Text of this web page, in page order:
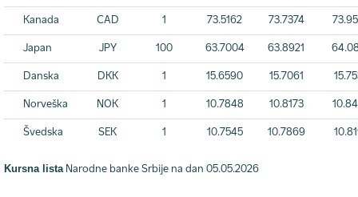
Kanada CAD 1 73.5162 73.7374
Japan JPY 100 63.7004 63.8921
Danska DKK 1 15.6590 15.7061
Norveška NOK 1 10.7848 10.8173
Švedska SEK 1 10.7545 10.7869
Kursna listaNarodne banke Srbije na dan 05.05.2026